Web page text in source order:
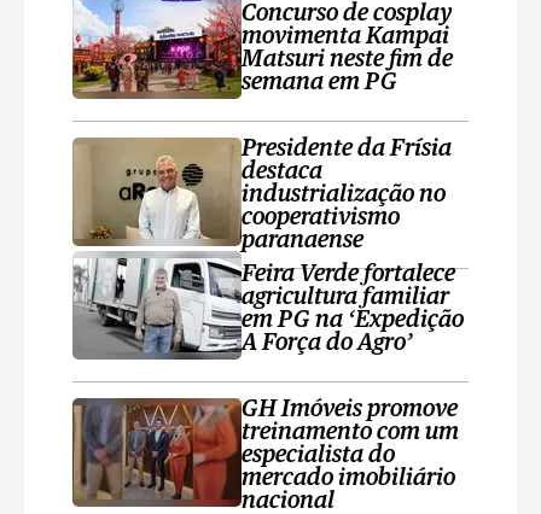
Concurso de cosplay
movimenta Kampai
Matsuri neste fim de
semana em PG
Presidente da Frísia
destaca
industrialização no
cooperativismo
paranaense
Feira Verde fortalece
agricultura familiar
em PG na ‘Expedição
A Força do Agro’
GH Imóveis promove
treinamento com um
especialista do
mercado imobiliário
nacional